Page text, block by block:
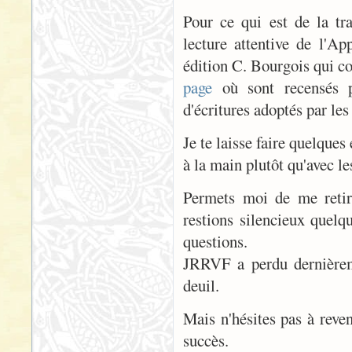
Pour ce qui est de la
lecture attentive de
édition C. Bourgois qui
page où sont recensés
d'écritures adoptés par
Je te laisse faire
à la main plutôt qu'avec
Permets moi de me
restions silencieux
questions.
JRRVF a perdu
deuil.
Mais n'hésites pas à
succès.